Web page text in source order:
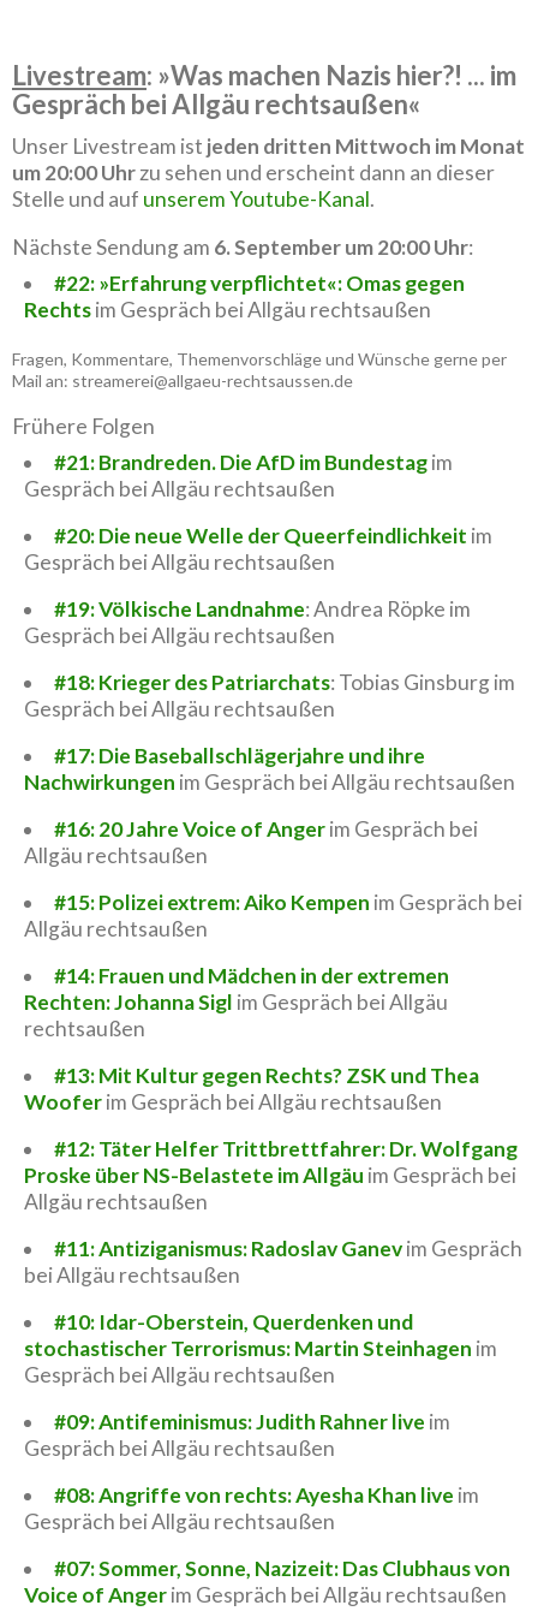
Livestream: »Was machen Nazis hier?! ... im
Gespräch bei Allgäu rechtsaußen«
Unser Livestream ist jeden dritten Mittwoch im Monat
um 20:00 Uhrzu sehen und erscheint dann an dieser
Stelle und auf unserem Youtube-Kanal.
Nächste Sendung am 6. September um 20:00 Uhr:
#22: »Erfahrung verpflichtet«: Omas gegen
Rechtsim Gespräch bei Allgäu rechtsaußen
Fragen, Kommentare, Themenvorschläge und Wünsche gerne per
Mail an: streamerei@allgaeu-rechtsaussen.de
Frühere Folgen
#21: Brandreden. Die AfD im Bundestagim
Gespräch bei Allgäu rechtsaußen
#20: Die neue Welle der Queerfeindlichkeit im
Gespräch bei Allgäu rechtsaußen
#19: Völkische Landnahme: Andrea Röpke im
Gespräch bei Allgäu rechtsaußen
#18: Krieger des Patriarchats: Tobias Ginsburg im
Gespräch bei Allgäu rechtsaußen
#17: Die Baseballschlägerjahre und ihre
Nachwirkungen im Gespräch bei Allgäu rechtsaußen
#16: 20 Jahre Voice of Angerim Gespräch bei
Allgäu rechtsaußen
#15: Polizei extrem: Aiko Kempen im Gespräch bei
Allgäu rechtsaußen
#14: Frauen und Mädchen in der extremen
Rechten: Johanna Sigl im Gespräch bei Allgäu
rechtsaußen
#13: Mit Kultur gegen Rechts? ZSK und Thea
Wooferim Gespräch bei Allgäu rechtsaußen
#12: Täter Helfer Trittbrettfahrer: Dr. Wolfgang
Proske über NS-Belastete im Allgäu im Gespräch bei
Allgäu rechtsaußen
#11: Antiziganismus: Radoslav Ganevim Gespräch
bei Allgäu rechtsaußen
#10: Idar-Oberstein, Querdenken und
stochastischer Terrorismus: Martin Steinhagen im
Gespräch bei Allgäu rechtsaußen
#09: Antifeminismus: Judith Rahner live im
Gespräch bei Allgäu rechtsaußen
#08: Angriffe von rechts: Ayesha Khan live im
Gespräch bei Allgäu rechtsaußen
#07: Sommer, Sonne, Nazizeit: Das Clubhaus von
Voice of Angerim Gespräch bei Allgäu rechtsaußen